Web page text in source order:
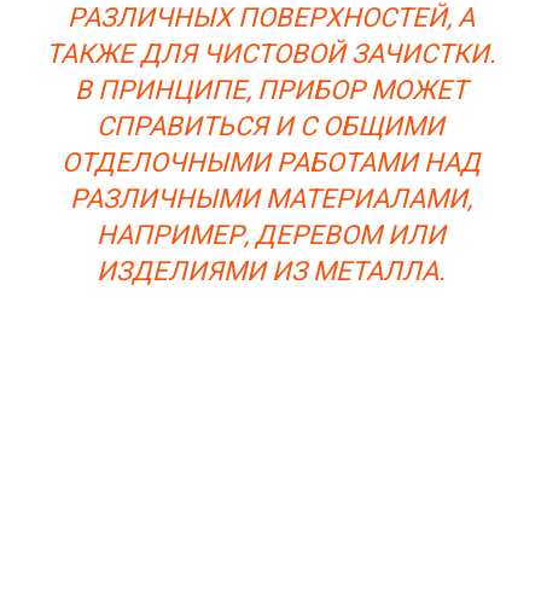
РАЗЛИЧНЫХ ПОВЕРХНОСТЕЙ, А
ТАКЖЕ ДЛЯ ЧИСТОВОЙ ЗАЧИСТКИ.
В ПРИНЦИПЕ, ПРИБОР МОЖЕТ
СПРАВИТЬСЯ И С ОБЩИМИ
ОТДЕЛОЧНЫМИ РАБОТАМИ НАД
РАЗЛИЧНЫМИ МАТЕРИАЛАМИ,
НАПРИМЕР, ДЕРЕВОМ ИЛИ
ИЗДЕЛИЯМИ ИЗ МЕТАЛЛА.